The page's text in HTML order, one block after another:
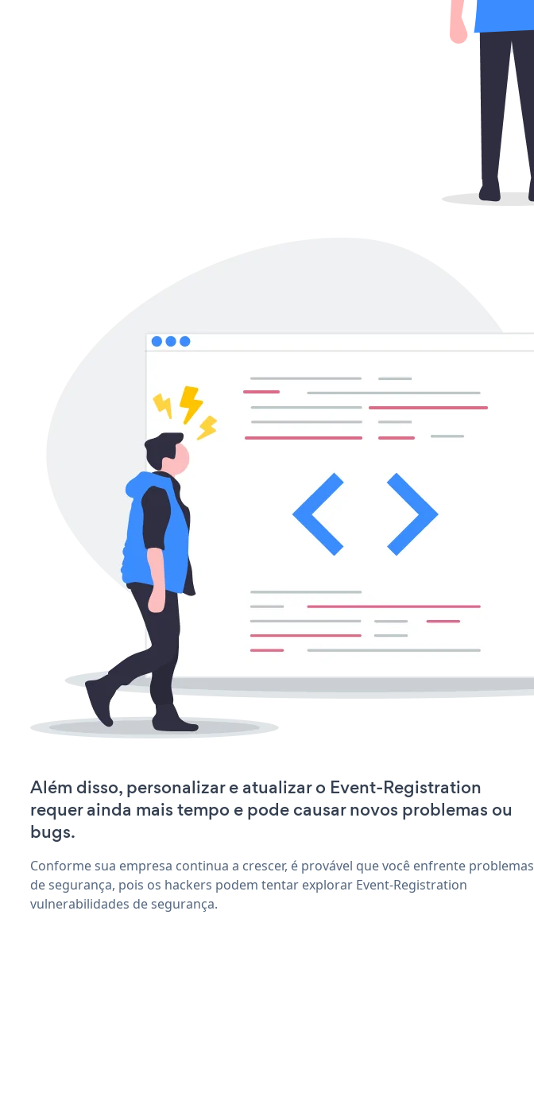
Além disso, personalizar e atualizar o Event-Registration
requer ainda mais tempo e pode causar novos problemas ou
bugs.
Conforme sua empresa continua a crescer, é provável que você enfrente problemas
de segurança, pois os hackers podem tentar explorar Event-Registration
vulnerabilidades de segurança.